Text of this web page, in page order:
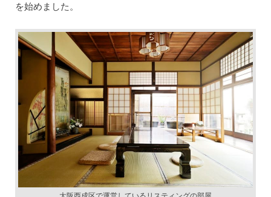
を始めました。
大阪西成区で運営しているリスティングの部屋